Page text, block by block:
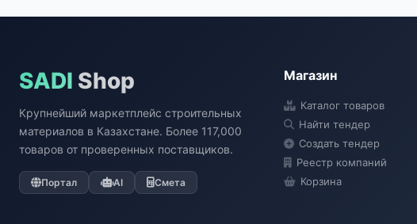
SADI Shop
Крупнейший маркетплейс строительных
материалов в Казахстане. Более 117,000
товаров от проверенных поставщиков.
Портал AI Смета
Магазин
Каталог товаров
Найти тендер
Создать тендер
Реестр компаний
Корзина